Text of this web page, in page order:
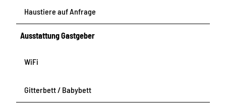
Haustiere auf Anfrage
Ausstattung Gastgeber
WiFi
Gitterbett / Babybett